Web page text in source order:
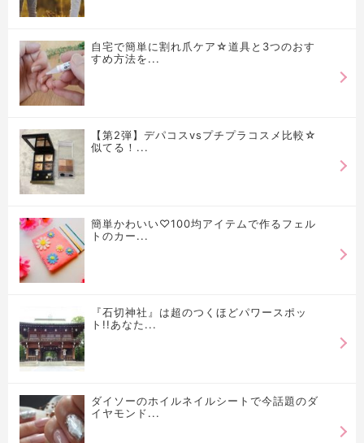
自宅で簡単に割れ爪ケア☆道具と3つのおす
すめ方法を...
【第2弾】デパコスvsプチプラコスメ比較☆
似てる！...
簡単かわいい♡100均アイテムで作るフェル
トのカー...
『石切神社』は超のつくほどパワースポッ
ト!!あなた...
ダイソーのホイルネイルシートで今話題のダ
イヤモンド...